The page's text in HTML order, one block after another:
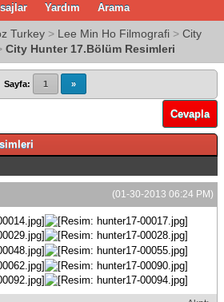
Yardım Arama
Turkey > Lee Min Ho Filmografi > City
City Hunter 17.Bölüm Resimleri
Sayfa: 1 »
Cevapla
(01-30-2013 06:24 PM)